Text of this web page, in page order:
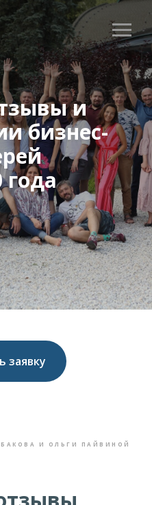
и
бизнес-
года
заявку
И ОЛЬГИ ПАЙВИНОЙ